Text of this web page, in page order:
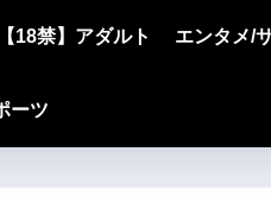
【18禁】アダルト エンタメ/
ーツ